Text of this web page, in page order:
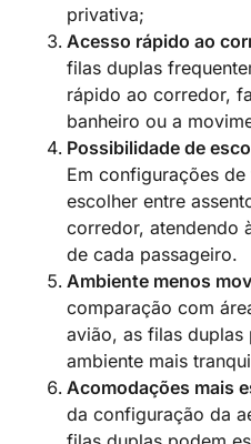
privativa;
Acesso rápido ao
filas duplas
rápido ao corredor,
banheiro ou a
Possibilidade de
Em configurações
escolher entre
corredor, atendendo
de cada passageiro.
Ambiente menos
comparação com
avião, as filas
ambiente mais
Acomodações mais
da configuração da